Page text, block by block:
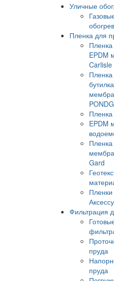
Уличные
Пленка для
Пленка
EPDM
Carlisle
EPDM
Пленка
Gard
Фильтрация
пруда
пруда